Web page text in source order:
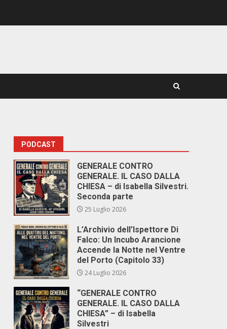
PODCAST
GENERALE CONTRO
GENERALE. IL CASO DALLA
CHIESA – di Isabella Silvestri.
Seconda parte
25 Luglio 2026
L’Archivio dell’Ispettore Di
Falco: Un Incubo Arancione
Accende la Notte nel Ventre
del Porto (Capitolo 33)
24 Luglio 2026
“GENERALE CONTRO
GENERALE. IL CASO DALLA
CHIESA” – di Isabella
Silvestri